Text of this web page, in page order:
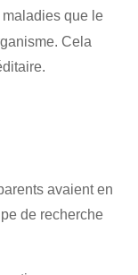
que le
Cela
avaient en
de recherche